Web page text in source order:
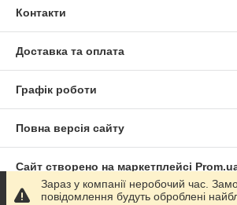
Контакти
Доставка та оплата
Графік роботи
Повна версія сайту
Сайт створено на маркетплейсі
Зараз у компанії неробочий час.
повідомлення будуть оброблені